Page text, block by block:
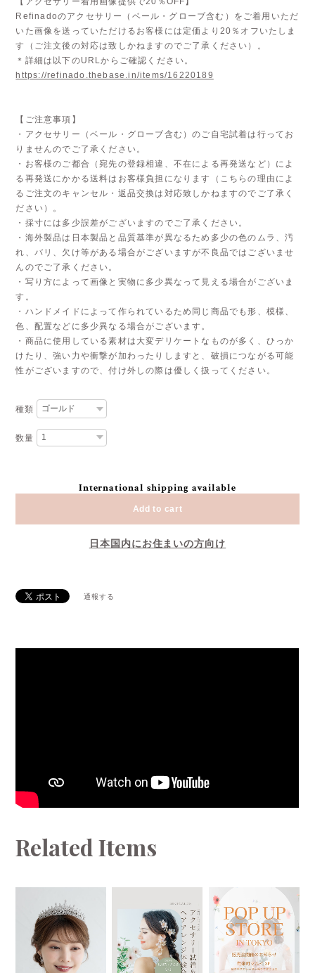
Refinadoのアクセサリー（ベール・グローブ含む）をご着用いただ
いた画像を送っていただけるお客様には定価より20％オフいたしま
す（ご注文後の対応は致しかねますのでご了承ください）。
＊詳細は以下のURLからご確認ください。
https://refinado.thebase.in/items/16220189
【ご注意事項】
・アクセサリー（ベール・グローブ含む）のご自宅試着は行ってお
りませんのでご了承ください。
・お客様のご都合（宛先の登録相違、不在による再発送など）によ
る再発送にかかる送料はお客様負担になります（こちらの理由によ
るご注文のキャンセル・返品交換は対応致しかねますのでご了承く
ださい）。
・採寸には多少誤差がございますのでご了承ください。
・海外製品は日本製品と品質基準が異なるため多少の色のムラ、汚
れ、バリ、欠け等がある場合がございますが不良品ではございませ
んのでご了承ください。
・写り方によって画像と実物に多少異なって見える場合がございま
す。
・ハンドメイドによって作られているため同じ商品でも形、模様、
色、配置などに多少異なる場合がございます。
・商品に使用している素材は大変デリケートなものが多く、ひっか
けたり、強い力や衝撃が加わったりしますと、破損につながる可能
性がございますので、付け外しの際は優しく扱ってください。
種類
数量
International shipping available
Add to cart
日本国内にお住まいの方向け
通報する
Related Items